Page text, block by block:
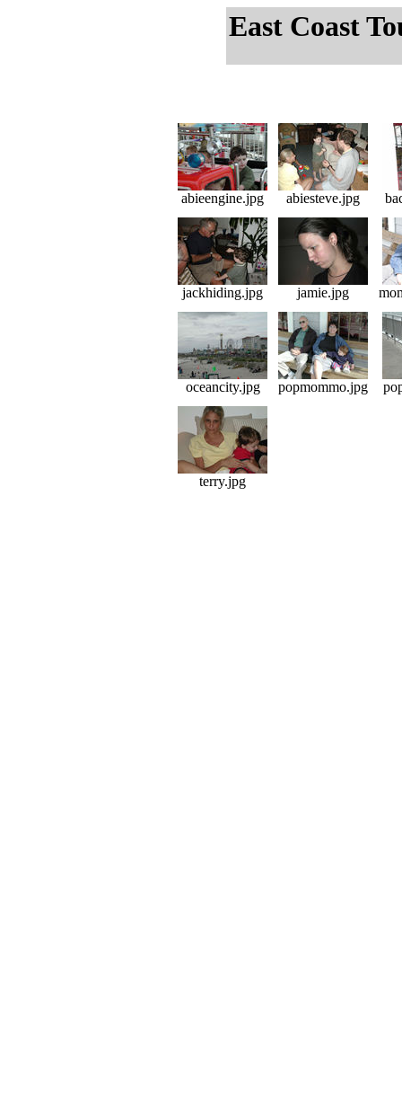
East Coast
abieengine.jpg abiesteve.jpg
jackhiding.jpg jamie.jpg
oceancity.jpg popmommo.jpg
terry.jpg